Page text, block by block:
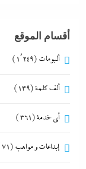
أقسام الموقع
ألبومات (1٬249)
ألف كلمة(139)
أي خدمة(361)
إبداعات و مواهب (71)